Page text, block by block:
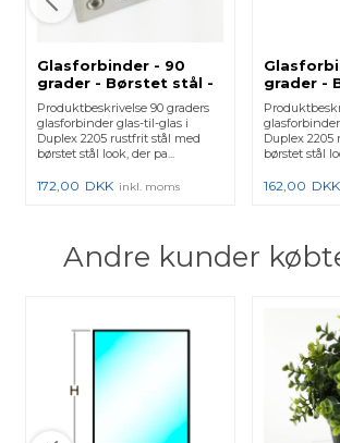
Glasforbinder - 90
grader - Børstet stål -
Glas til glas 16.76-21.52
mm
Produktbeskrivelse 90 graders
glasforbinder glas-til-glas i
Duplex 2205 rustfrit stål med
børstet stål look, der pa...
172,00 DKK inkl. moms
grader -
Glas til
mm.
Duplex 2205
børstet stål
162,00 DKK
Andre kunder